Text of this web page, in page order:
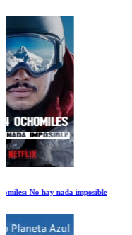
Vikingos Temporada 1 Ep 7-9